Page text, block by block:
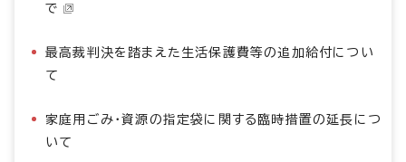
で
最高裁判決を踏まえた生活保護費等の追加給付につい
て
家庭用ごみ・資源の指定袋に関する臨時措置の延長につ
いて